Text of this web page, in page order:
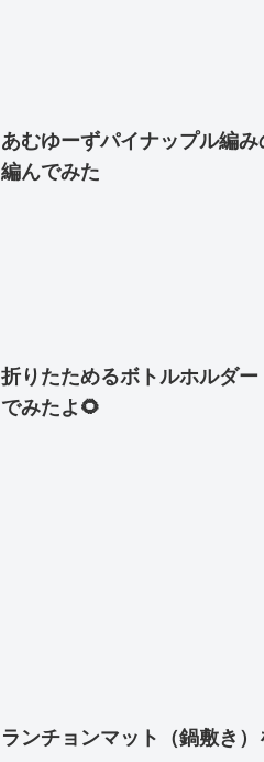
あむゆーずパイナップル編
編んでみた
折りたためるボトルホルダ
でみたよ🌻
ランチョンマット（鍋敷き